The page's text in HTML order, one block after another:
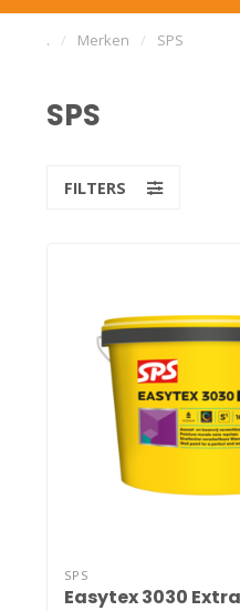
. / Merken / SPS
SPS
FILTERS
SPS
Easytex 3030